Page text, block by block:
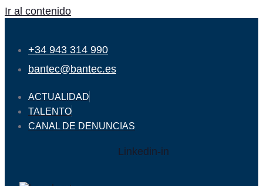
Ir al contenido
+34 943 314 990
bantec@bantec.es
ACTUALIDAD
TALENTO
CANAL DE DENUNCIAS
Linkedin-in